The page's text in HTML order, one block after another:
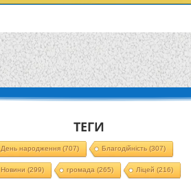
ТЕГИ
День народження(707) Благодійність(307)
Новини (299) громада (265) Ліцей (216)